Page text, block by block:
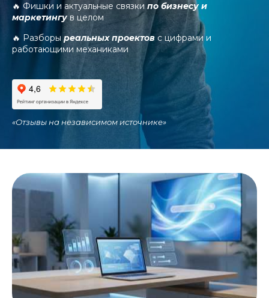
🔥 Фишки и актуальные связки по бизнесу и
маркетингув целом
🔥 Разборы реальных проектов с цифрами и
работающими механиками
«Отзывы на независимом источнике»